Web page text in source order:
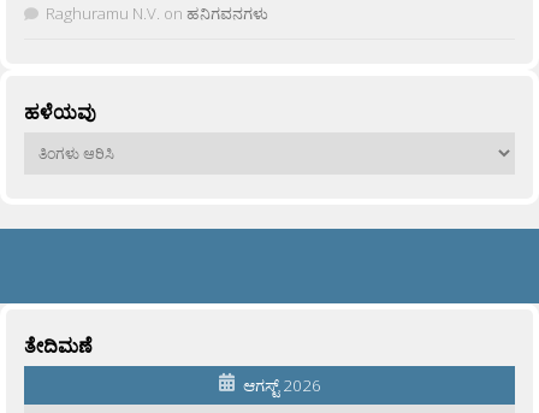
Raghuramu N.V. on ಹನಿಗವನಗಳು
ಹಳೆಯವು
ಹಳೆಯವು
ತೇದಿಮಣೆ
ಆಗಸ್ಟ್ 2026